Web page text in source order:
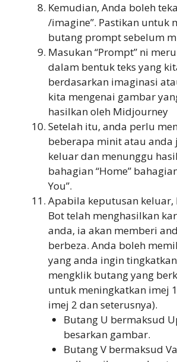
Kemudian, Anda boleh
/imagine”. Pastikan untuk
butang prompt sebelum
Masukan “Prompt” ni
dalam bentuk teks yang
berdasarkan imaginasi
kita mengenai gambar
hasilkan oleh Midjourney
Setelah itu, anda perlu
beberapa minit atau anda
keluar dan menunggu
bahagian “Home”
You”.
Apabila keputusan
Bot telah menghasilkan
anda, ia akan memberi
berbeza. Anda boleh
yang anda ingin
mengklik butang yang
untuk meningkatkan imej
imej 2 dan seterusnya).
Butang U bermaksud
besarkan gambar.
Butang V bermaksud